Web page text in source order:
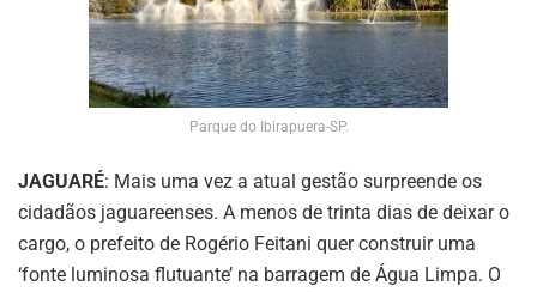
Parque do Ibirapuera-SP.
JAGUARÉ: Mais uma vez a atual gestão surpreende os
cidadãos jaguareenses. A menos de trinta dias de deixar o
cargo, o prefeito de Rogério Feitani quer construir uma
‘fonte luminosa flutuante’ na barragem de Água Limpa. O